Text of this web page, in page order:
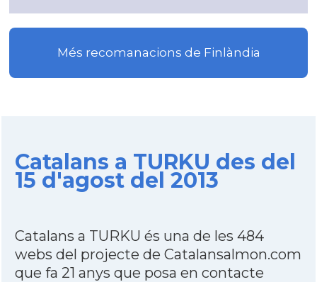
Més recomanacions de Finlàndia
Catalans a TURKU des del
15 d'agost del 2013
Catalans a TURKU és una de les 484
webs del projecte de Catalansalmon.com
que fa 21 anys que posa en contacte